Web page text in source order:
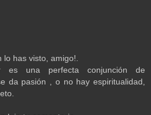
lo has visto, amigo!.
una perfecta conjunción de
da pasión , o no hay espiritualidad,